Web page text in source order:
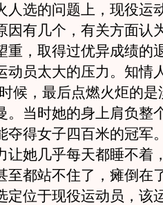
选的问题上，现役运
因有几个，有关方面认
重，取得过优异成绩的
动员太大的压力。知情
候，最后点燃火炬的
。当时她的身上肩负整
夺得女子四百米的冠军
让她几乎每天都睡不着
至都站不住了，瘫倒在
定位于现役运动员，该